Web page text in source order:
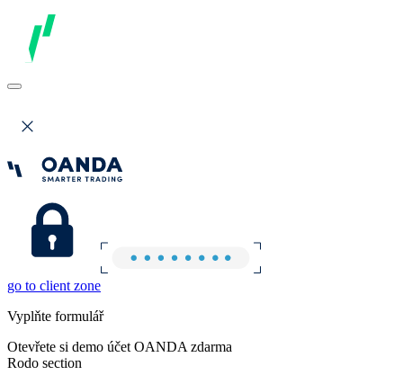
go to client zone
Vyplňte formulář
Otevřete si demo účet OANDA zdarma
Rodo section